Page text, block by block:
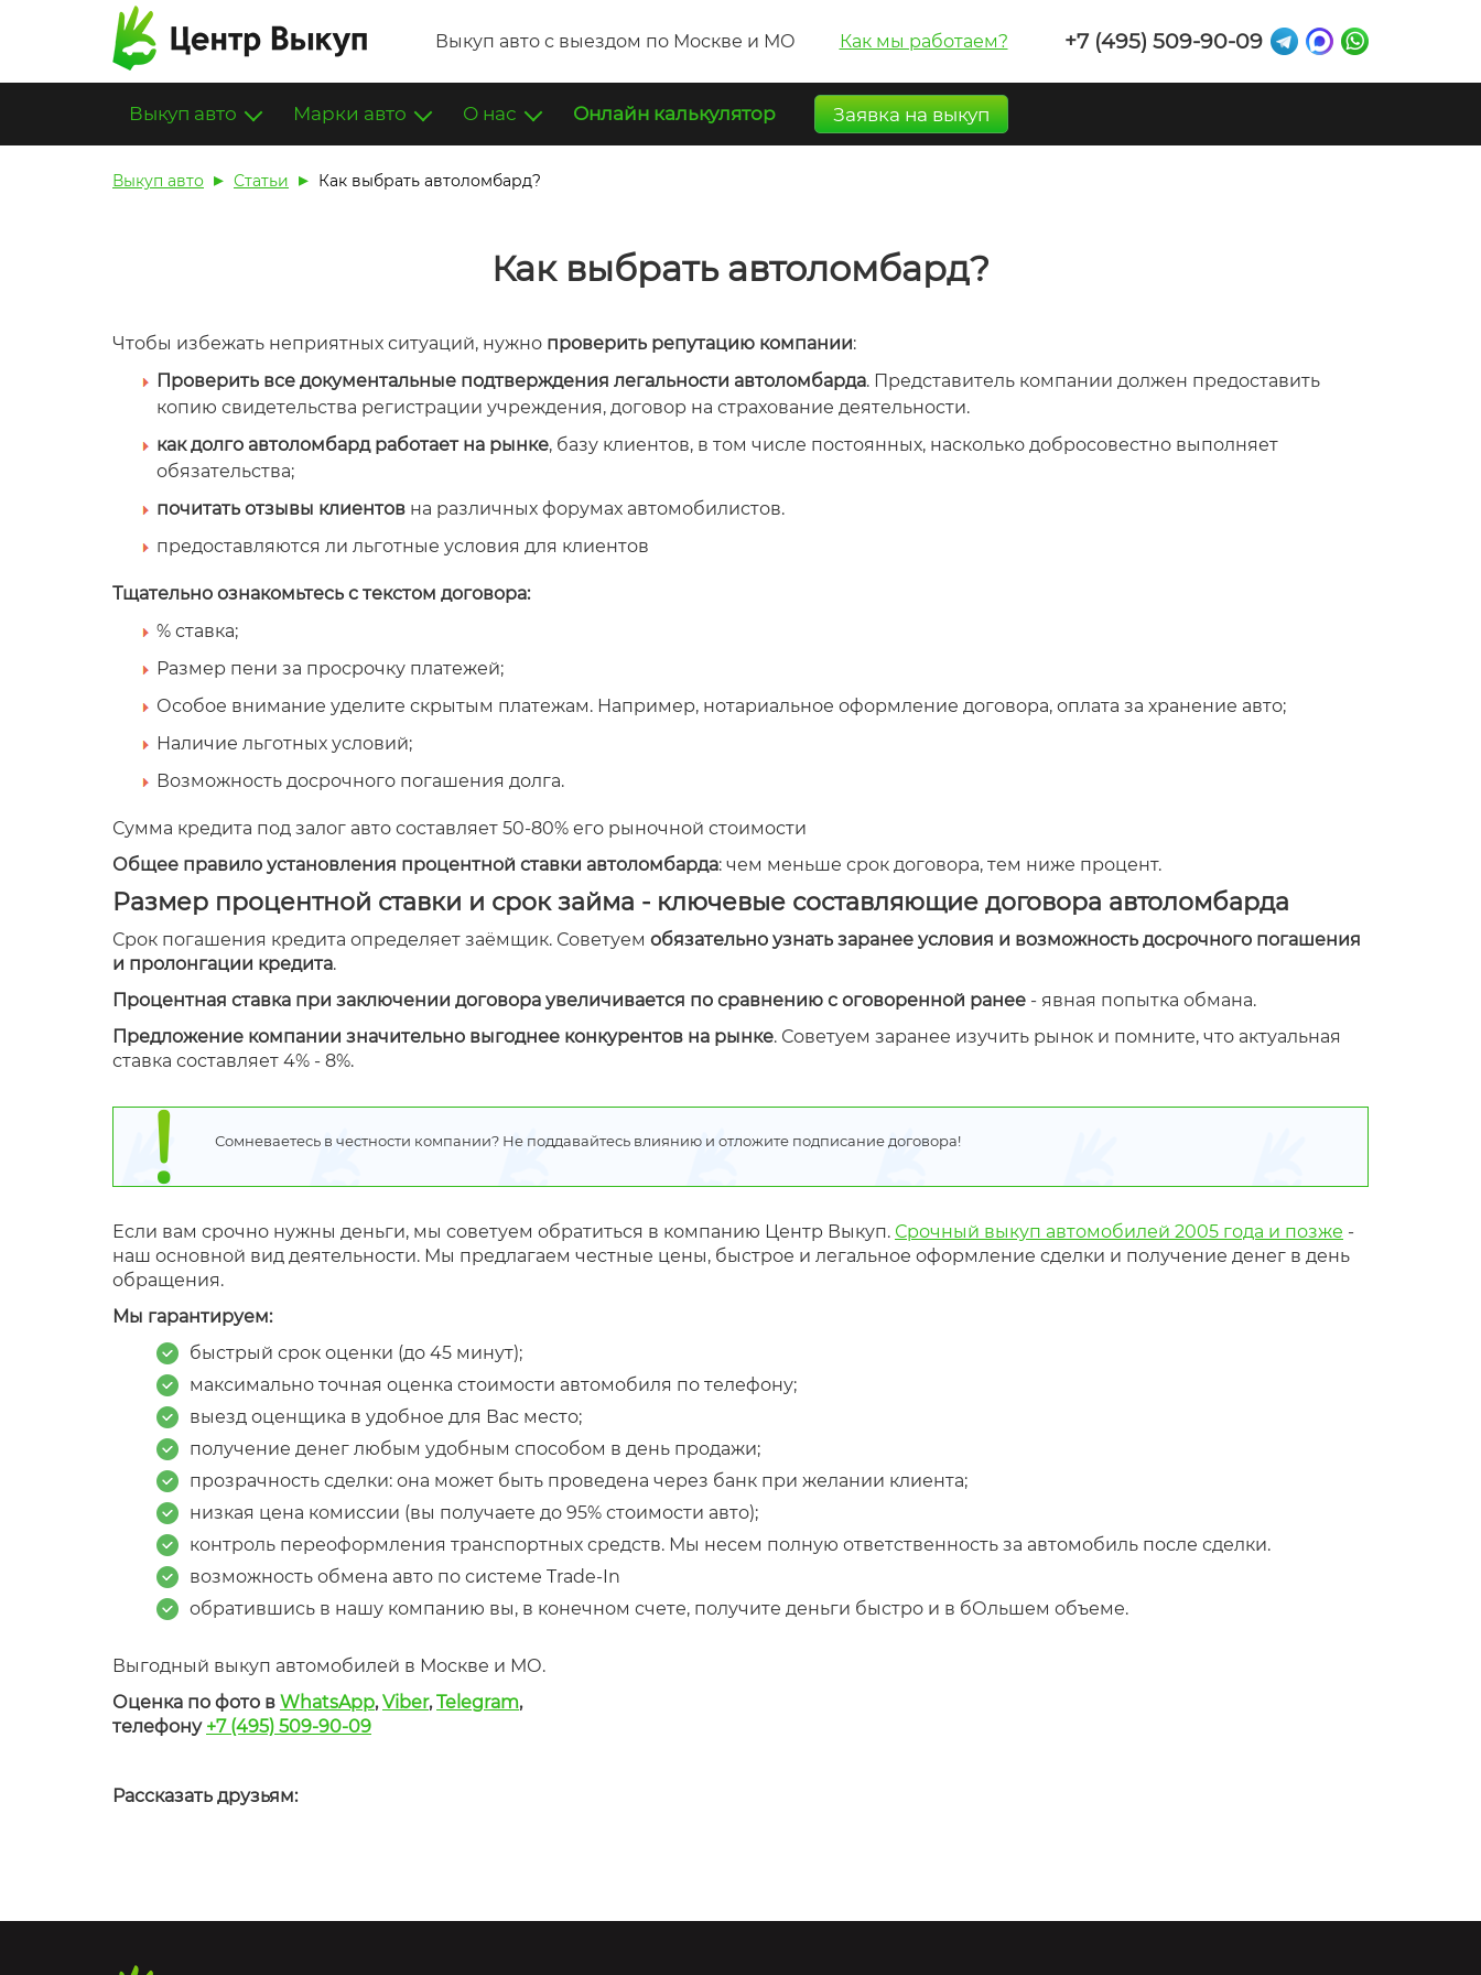
Выкуп авто с выездом по Москве и МО Как мы работаем? +7 (495) 509-90-09
Выкуп авто Марки авто О нас Онлайн калькулятор Заявка на выкуп
Выкуп авто Статьи Как выбрать автоломбард?
Как выбрать автоломбард?
Чтобы избежать неприятных ситуаций, нужно проверить репутацию компании:
Проверить все документальные подтверждения легальности автоломбарда. Представитель компании должен предоставить
копию свидетельства регистрации учреждения, договор на страхование деятельности.
как долго автоломбард работает на рынке, базу клиентов, в том числе постоянных, насколько добросовестно выполняет
обязательства;
почитать отзывы клиентов на различных форумах автомобилистов.
предоставляются ли льготные условия для клиентов
Тщательно ознакомьтесь с текстом договора:
% ставка;
Размер пени за просрочку платежей;
Особое внимание уделите скрытым платежам. Например, нотариальное оформление договора, оплата за хранение авто;
Наличие льготных условий;
Возможность досрочного погашения долга.
Сумма кредита под залог авто составляет 50-80% его рыночной стоимости
Общее правило установления процентной ставки автоломбарда: чем меньше срок договора, тем ниже процент.
Размер процентной ставки и срок займа - ключевые составляющие договора автоломбарда
Срок погашения кредита определяет заёмщик. Советуем обязательно узнать заранее условия и возможность досрочного погашения
и пролонгации кредита.
Процентная ставка при заключении договора увеличивается по сравнению с оговоренной ранее - явная попытка обмана.
Предложение компании значительно выгоднее конкурентов на рынке. Советуем заранее изучить рынок и помните, что актуальная
ставка составляет 4% - 8%.
Сомневаетесь в честности компании? Не поддавайтесь влиянию и отложите подписание договора!
Если вам срочно нужны деньги, мы советуем обратиться в компанию Центр Выкуп. Срочный выкуп автомобилей 2005 года и позже -
наш основной вид деятельности. Мы предлагаем честные цены, быстрое и легальное оформление сделки и получение денег в день
обращения.
Мы гарантируем:
быстрый срок оценки (до 45 минут);
максимально точная оценка стоимости автомобиля по телефону;
выезд оценщика в удобное для Вас место;
получение денег любым удобным способом в день продажи;
прозрачность сделки: она может быть проведена через банк при желании клиента;
низкая цена комиссии (вы получаете до 95% стоимости авто);
контроль переоформления транспортных средств. Мы несем полную ответственность за автомобиль после сделки.
возможность обмена авто по системе Trade-In
обратившись в нашу компанию вы, в конечном счете, получите деньги быстро и в бОльшем объеме.
Выгодный выкуп автомобилей в Москве и МО.
Оценка по фото в WhatsApp,Viber,Telegram,
телефону +7 (495) 509-90-09
Рассказать друзьям: